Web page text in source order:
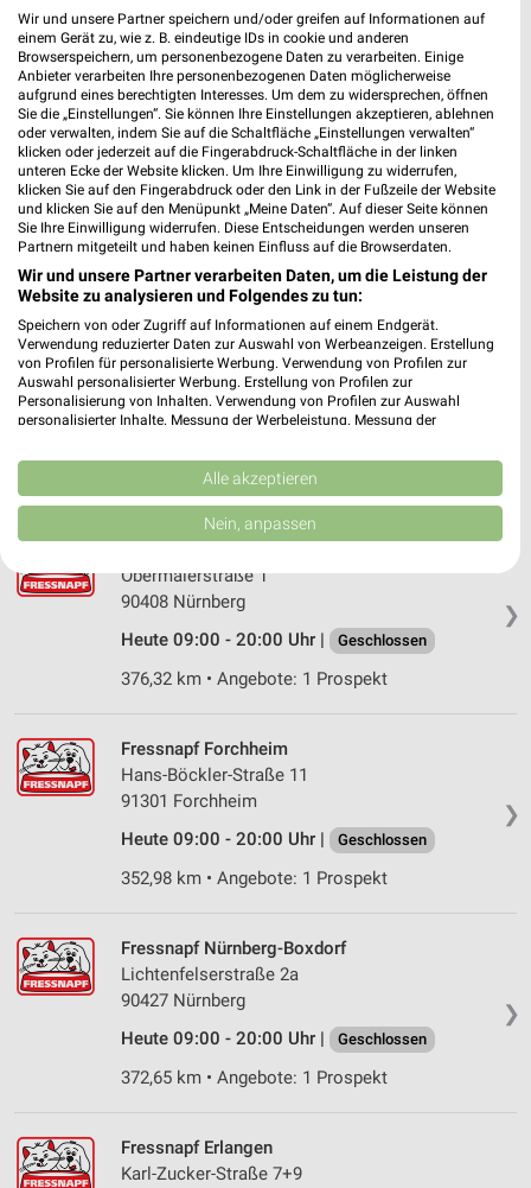
Heute 09:00 - 19:00 Uhr | Geschlossen
310,54 km • Angebote: 1 Prospekt
Fressnapf Nürnberg
Äußere Bayreuther Straße 135
90411 Nürnberg
Heute 09:00 - 20:00 Uhr | Geschlossen
374,97 km • Angebote: 1 Prospekt
Fressnapf Nürnberg-Langwasser
Zollhausstraße 18
90469 Nürnberg
381,83 km • Angebote: 1 Prospekt
❯
Obermaierstraße 1
90408 Nürnberg
Heute 09:00 - 20:00 Uhr |
Geschlossen
376,32 km • Angebote: 1 Prospekt
❯
Fressnapf Forchheim
Hans-Böckler-Straße 11
91301 Forchheim
Heute 09:00 - 20:00 Uhr |
Geschlossen
352,98 km • Angebote: 1 Prospekt
❯
Fressnapf Nürnberg-Boxdorf
Lichtenfelserstraße 2a
90427 Nürnberg
Heute 09:00 - 20:00 Uhr |
Geschlossen
372,65 km • Angebote: 1 Prospekt
Fressnapf Erlangen
Karl-Zucker-Straße 7+9
Wir und unsere Partner speichern und/oder greifen auf Informationen auf
einem Gerät zu, wie z. B. eindeutige IDs in cookie und anderen
Browserspeichern, um personenbezogene Daten zu verarbeiten. Einige
Anbieter verarbeiten Ihre personenbezogenen Daten möglicherweise
aufgrund eines berechtigten Interesses. Um dem zu widersprechen, öffnen
Sie die „Einstellungen“. Sie können Ihre Einstellungen akzeptieren, ablehnen
oder verwalten, indem Sie auf die Schaltfläche „Einstellungen verwalten“
klicken oder jederzeit auf die Fingerabdruck-Schaltfläche in der linken
unteren Ecke der Website klicken. Um Ihre Einwilligung zu widerrufen,
klicken Sie auf den Fingerabdruck oder den Link in der Fußzeile der Website
und klicken Sie auf den Menüpunkt „Meine Daten“. Auf dieser Seite können
Sie Ihre Einwilligung widerrufen. Diese Entscheidungen werden unseren
Partnern mitgeteilt und haben keinen Einfluss auf die Browserdaten.
Wir und unsere Partner verarbeiten Daten, um die Leistung der
Website zu analysieren und Folgendes zu tun:
Speichern von oder Zugriff auf Informationen auf einem Endgerät.
Verwendung reduzierter Daten zur Auswahl von Werbeanzeigen. Erstellung
von Profilen für personalisierte Werbung. Verwendung von Profilen zur
Auswahl personalisierter Werbung. Erstellung von Profilen zur
Personalisierung von Inhalten. Verwendung von Profilen zur Auswahl
personalisierter Inhalte. Messung der Werbeleistung. Messung der
Kombinationen von Daten aus verschiedenen Quellen. Entwicklung und
Verbesserung der Angebote. Verwendung reduzierter Daten zur Auswahl
von Inhalten.
Daten können außerhalb der Europäischen Union weitergegeben und in die
Website/App.
Partnerliste anzeigen (1 IAB-Anbieter)
Wir nutzen Ihre Daten für folgende Zwecke:
IAB-Verarbeitungszwecke:
Verwendung reduzierter Daten zur Auswahl von
Werbeanzeigen
Erstellung von Profilen für personalisierte
Erstellung von Profilen zur Personalisierung
von Inhalten
Verwendung von Profilen zur Auswahl
personalisierter Inhalte
Messung der Performance von Inhalten
Alle akzeptieren
Nein, anpassen